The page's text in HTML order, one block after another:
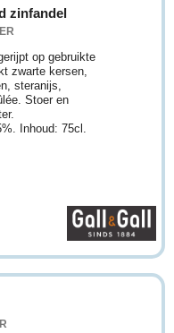
zinfandel
op gebruikte
zwarte kersen,
steranijs,
Stoer en
Inhoud: 75cl.